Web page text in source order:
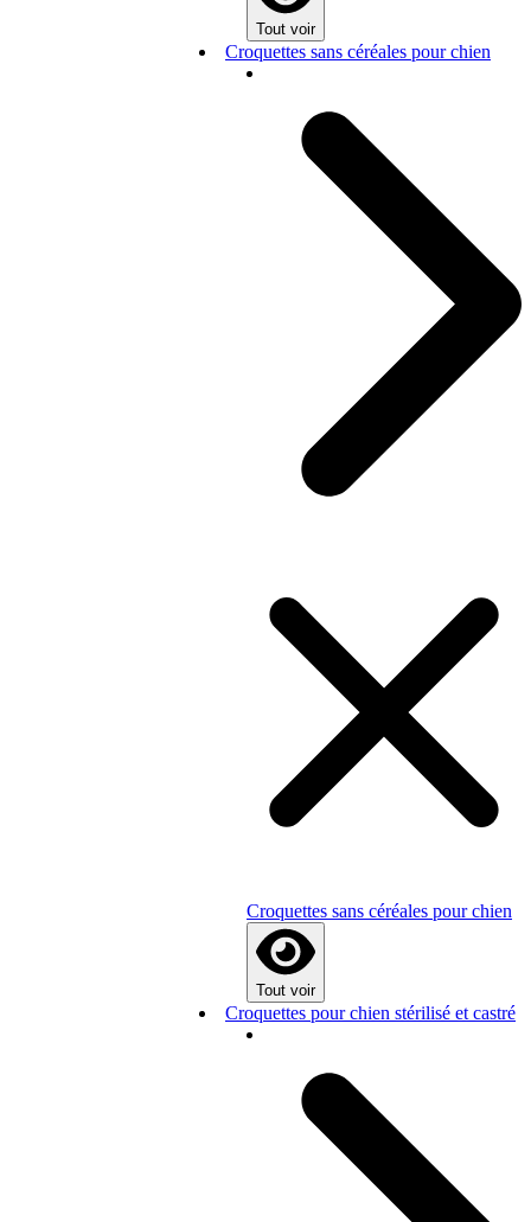
Tout voir
Croquettes sans céréales pour chien
Croquettes sans céréales pour chien
Tout voir
Croquettes pour chien stérilisé et castré